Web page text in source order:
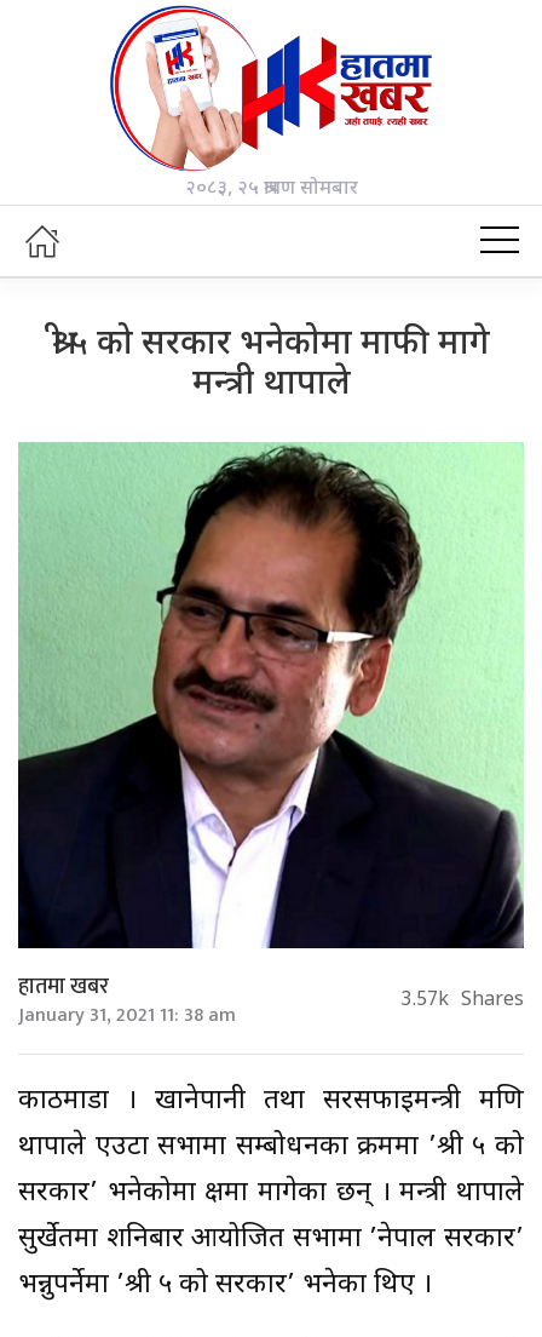
२०८३, २५ श्रावण सोमबार
श्री ५ को सरकार भनेकोमा माफी मागे
मन्त्री थापाले
हातमा खबर
January 31, 2021 11: 38 am 3.57k Shares
काठमाडौँ । खानेपानी तथा सरसफाइमन्त्री मणि
थापाले एउटा सभामा सम्बोधनका क्रममा ’श्री ५ को
सरकार’ भनेकोमा क्षमा मागेका छन् । मन्त्री थापाले
सुर्खेतमा शनिबार आयोजित सभामा ’नेपाल सरकार’
भन्नुपर्नेमा ’श्री ५ को सरकार’ भनेका थिए ।